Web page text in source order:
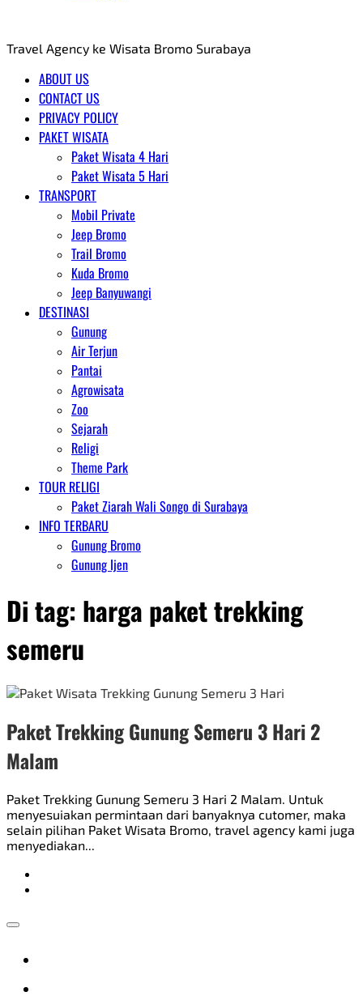
Travel Agency ke Wisata Bromo Surabaya
ABOUT US
CONTACT US
PRIVACY POLICY
PAKET WISATA
Paket Wisata 4 Hari
Paket Wisata 5 Hari
TRANSPORT
Mobil Private
Jeep Bromo
Trail Bromo
Kuda Bromo
Jeep Banyuwangi
DESTINASI
Gunung
Air Terjun
Pantai
Agrowisata
Zoo
Sejarah
Religi
Theme Park
TOUR RELIGI
Paket Ziarah Wali Songo di Surabaya
INFO TERBARU
Gunung Bromo
Gunung Ijen
Di tag: harga paket trekking
semeru
Paket Trekking Gunung Semeru 3 Hari 2
Malam
Paket Trekking Gunung Semeru 3 Hari 2 Malam. Untuk
menyesuiakan permintaan dari banyaknya cutomer, maka
selain pilihan Paket Wisata Bromo, travel agency kami juga
menyediakan...